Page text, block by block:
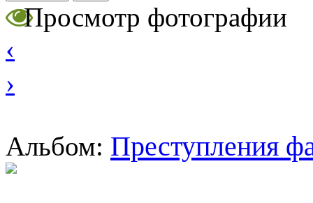
Просмотр фотографии
‹
›
Альбом: Преступления